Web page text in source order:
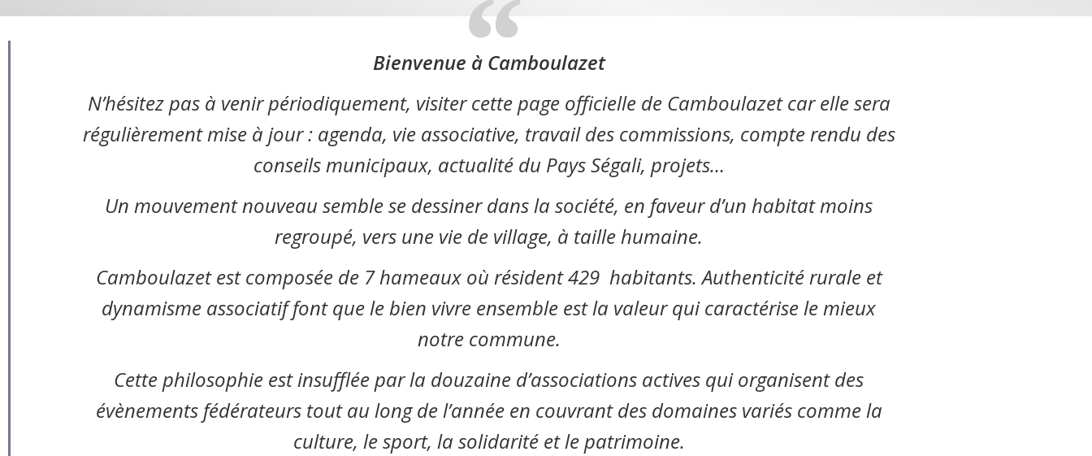
Bienvenue à Camboulazet
N’hésitez pas à venir périodiquement, visiter cette page officielle de Camboulazet car elle sera
régulièrement mise à jour : agenda, vie associative, travail des commissions, compte rendu des
conseils municipaux, actualité du Pays Ségali, projets…
Un mouvement nouveau semble se dessiner dans la société, en faveur d’un habitat moins
regroupé, vers une vie de village, à taille humaine.
Camboulazet est composée de 7 hameaux où résident 429 habitants. Authenticité rurale et
dynamisme associatif font que le bien vivre ensemble est la valeur qui caractérise le mieux
notre commune.
Cette philosophie est insufflée par la douzaine d’associations actives qui organisent des
évènements fédérateurs tout au long de l’année en couvrant des domaines variés comme la
culture, le sport, la solidarité et le patrimoine.